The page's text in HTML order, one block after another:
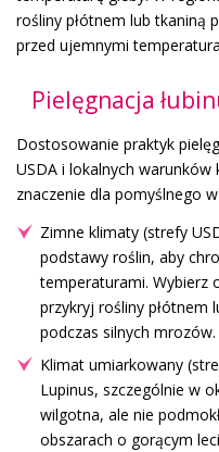
rośliny płótnem lub tkaniną
przed ujemnymi
Pielęgnacja
Dostosowanie praktyk
USDA i lokalnych
znaczenie dla pomyślnego
Zimne klimaty (strefy
podstawy roślin, aby
temperaturami. Wybierz
przykryj rośliny płótnem
podczas silnych mrozów.
Klimat umiarkowany
Lupinus, szczególnie w
wilgotna, ale nie
obszarach o gorącym